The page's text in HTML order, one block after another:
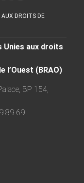
AUX DROITS DE
Unies aux droits
l’Ouest (BRAO)
BP 154,
89 69